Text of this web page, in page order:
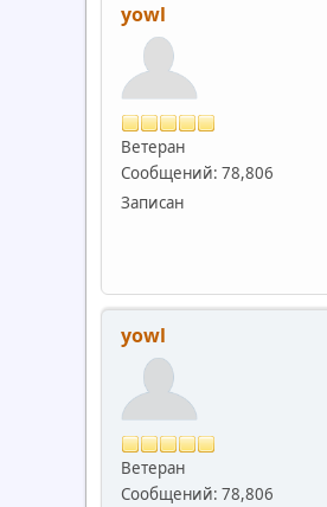
yowl
Ветеран
Сообщений: 78,806
Записан
yowl
Ветеран
Сообщений: 78,806